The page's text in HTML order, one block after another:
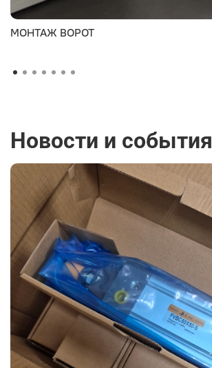
МОНТАЖ ВОРОТ
Новости и события